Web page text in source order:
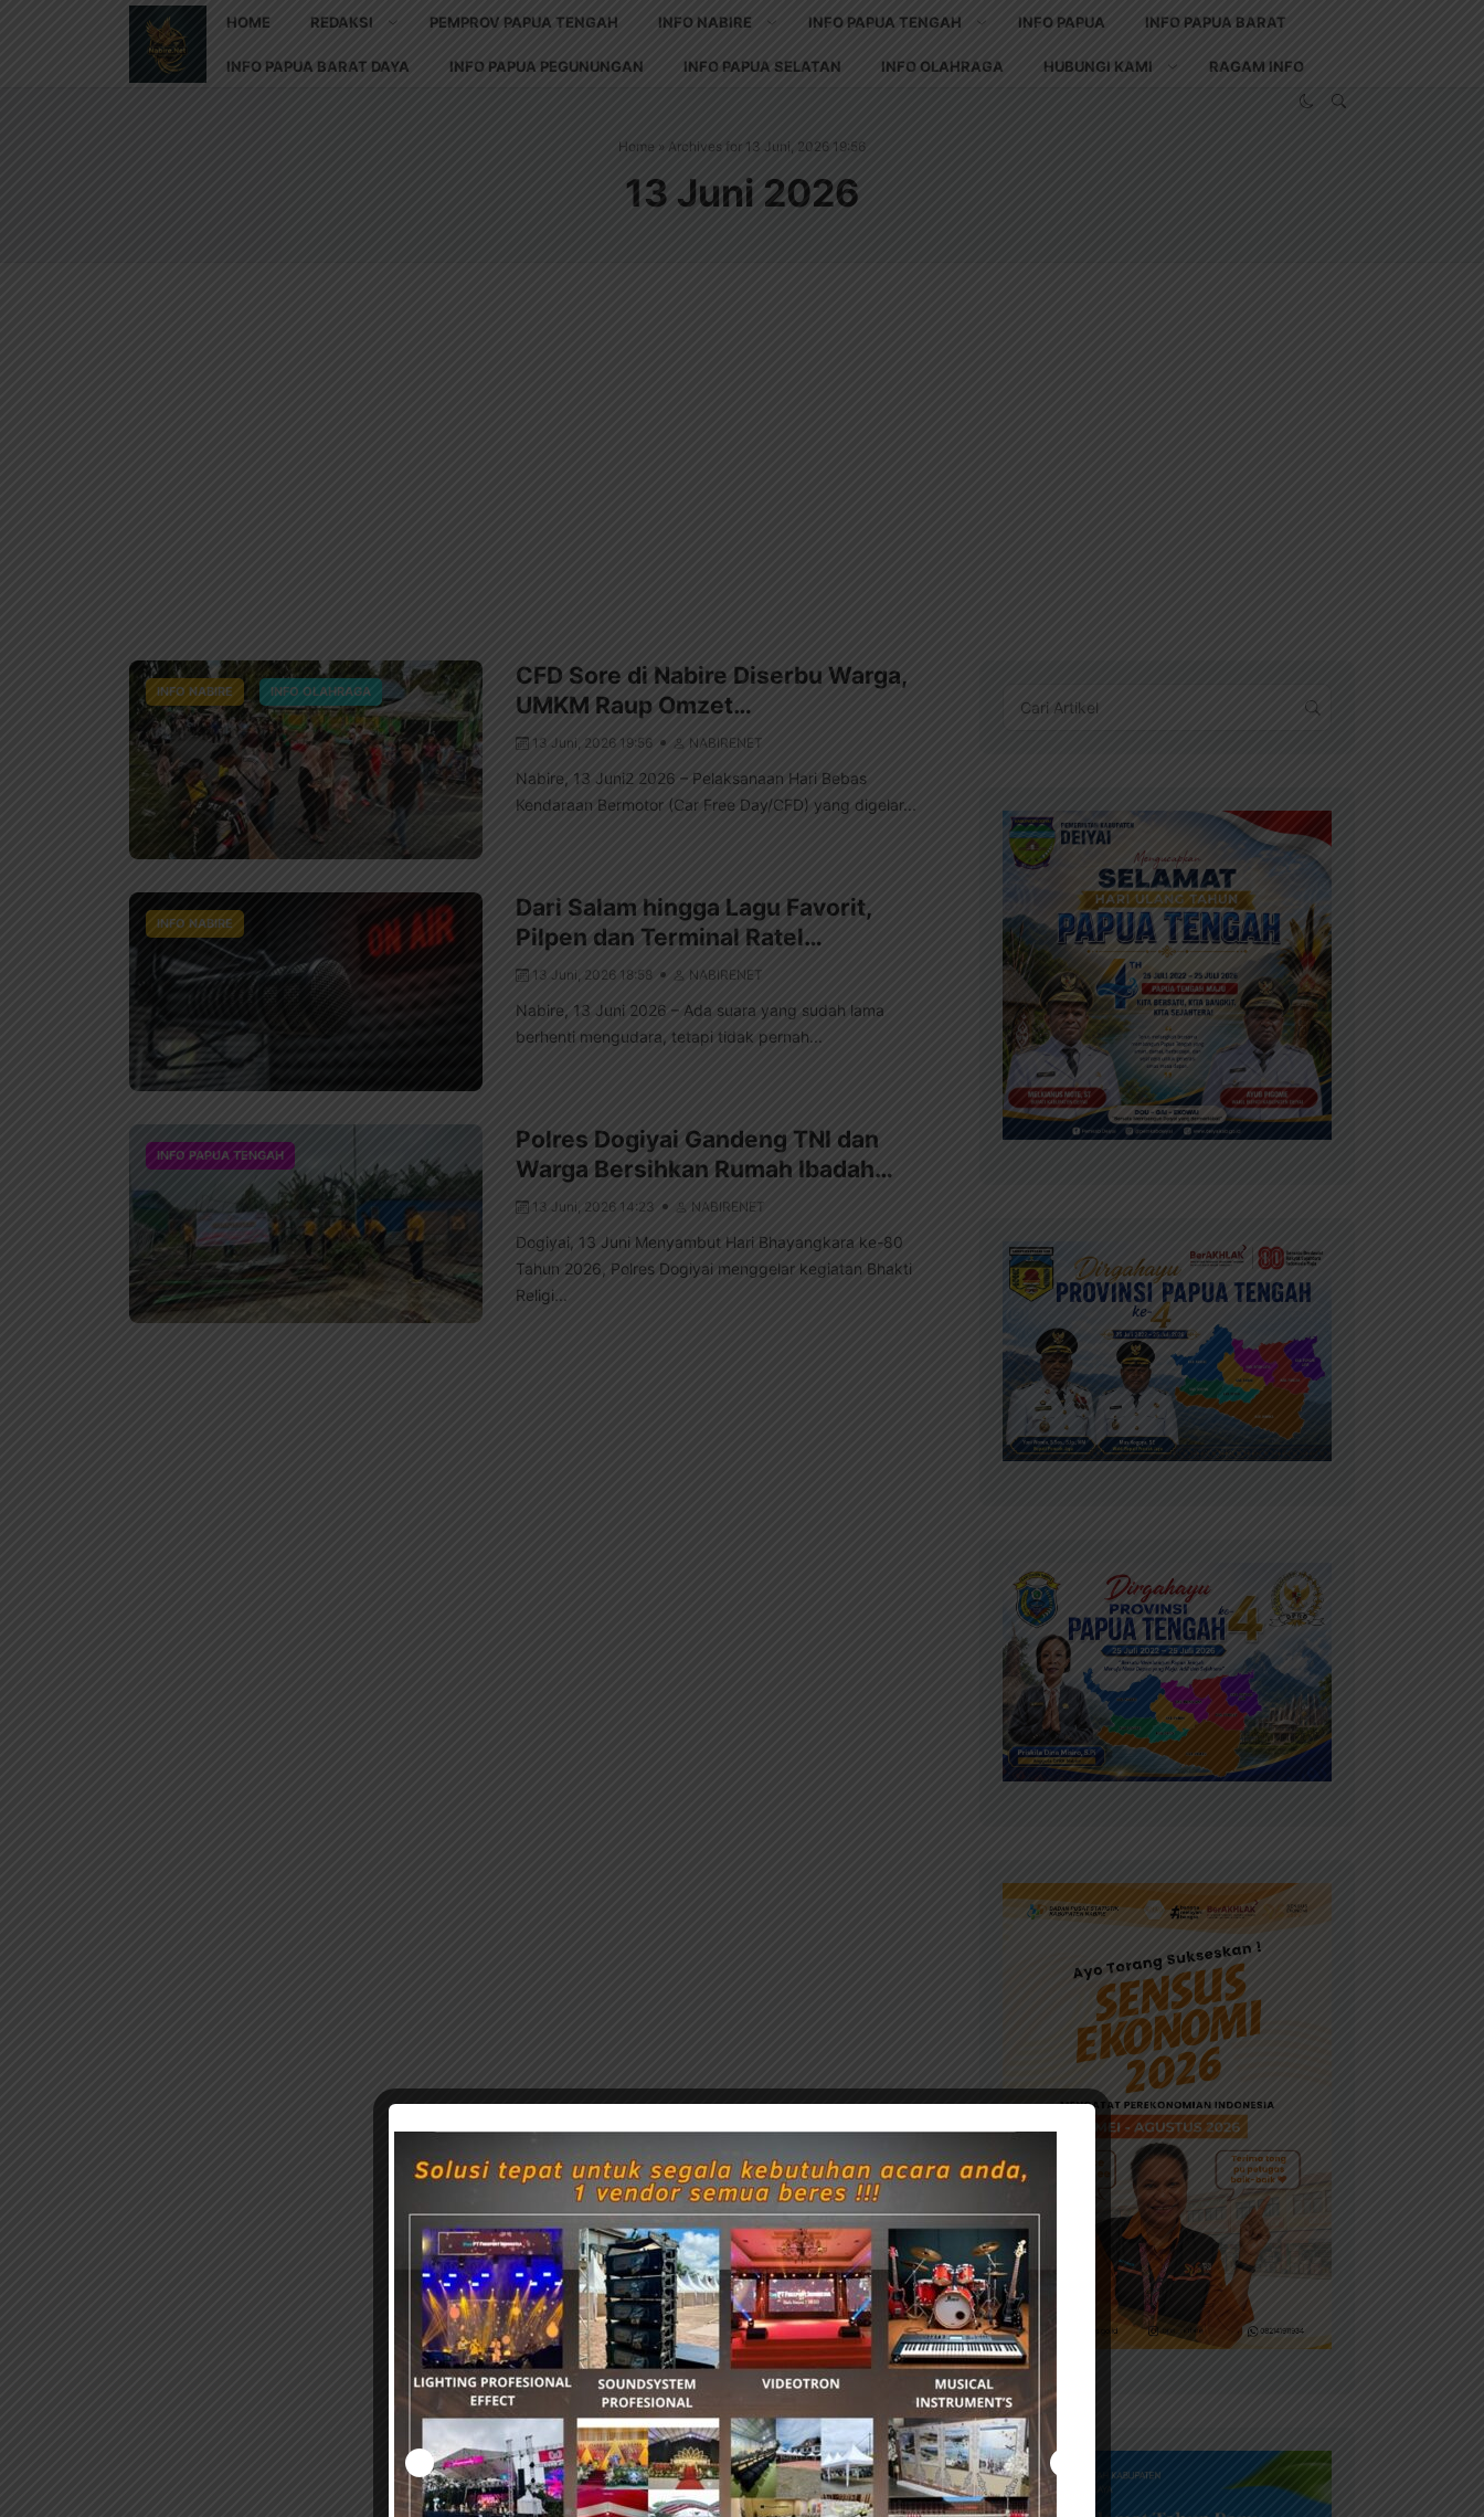
HOME REDAKSI PEMPROV PAPUA TENGAH INFO NABIRE INFO PAPUA TENGAH INFO PAPUA INFO PAPUA BARAT
INFO PAPUA BARAT DAYA INFO PAPUA PEGUNUNGAN INFO PAPUA SELATAN INFO OLAHRAGA HUBUNGI KAMI RAGAM INFO
Home » Archives for 13 Juni, 2026 19:56
13 Juni 2026
INFO NABIRE INFO OLAHRAGA
CFD Sore di Nabire Diserbu Warga,
UMKM Raup Omzet…
13 Juni, 2026 19:56 NABIRENET
Nabire, 13 Juni2 2026 – Pelaksanaan Hari Bebas
Kendaraan Bermotor (Car Free Day/CFD) yang digelar...
INFO NABIRE
Dari Salam hingga Lagu Favorit,
Pilpen dan Terminal Ratel…
13 Juni, 2026 18:58 NABIRENET
Nabire, 13 Juni 2026 – Ada suara yang sudah lama
berhenti mengudara, tetapi tidak pernah...
INFO PAPUA TENGAH
Polres Dogiyai Gandeng TNI dan
Warga Bersihkan Rumah Ibadah…
13 Juni, 2026 14:23 NABIRENET
Dogiyai, 13 Juni Menyambut Hari Bhayangkara ke-80
Tahun 2026, Polres Dogiyai menggelar kegiatan Bhakti
Religi...